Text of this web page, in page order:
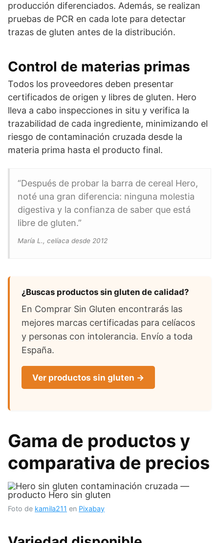
producción diferenciados. Además, se realizan
pruebas de PCR en cada lote para detectar
trazas de gluten antes de la distribución.
Control de materias primas
Todos los proveedores deben presentar
certificados de origen y libres de gluten. Hero
lleva a cabo inspecciones in situ y verifica la
trazabilidad de cada ingrediente, minimizando el
riesgo de contaminación cruzada desde la
materia prima hasta el producto final.
“Después de probar la barra de cereal Hero,
noté una gran diferencia: ninguna molestia
digestiva y la confianza de saber que está
libre de gluten.”
María L., celíaca desde 2012
¿Buscas productos sin gluten de calidad?
En Comprar Sin Gluten encontrarás las
mejores marcas certificadas para celíacos
y personas con intolerancia. Envío a toda
España.
Ver productos sin gluten →
Gama de productos y
comparativa de precios
Foto de kamila211 en Pixabay